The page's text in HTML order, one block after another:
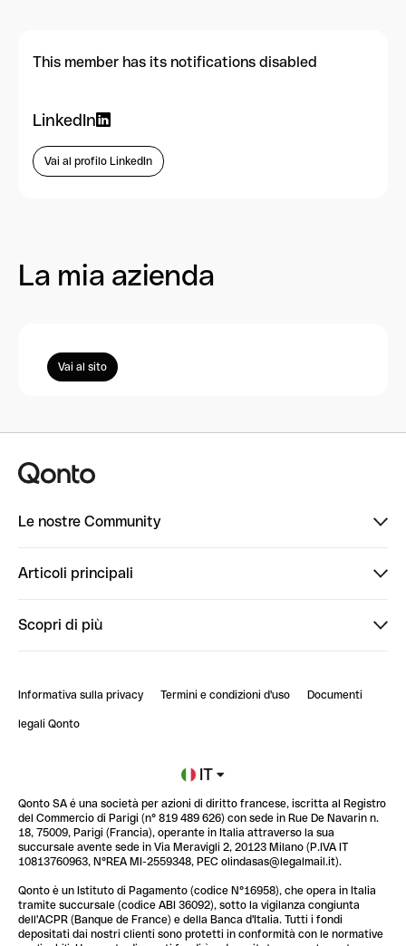
This member has its notifications disabled
LinkedIn
Vai al profilo LinkedIn
La mia azienda
Vai al sito
Le nostre Community
PowerUp
Articoli principali
StrongHer Mentorship | Notion: come organizzare...
Scopri di più
Blog
Glossario finanziario
Informativa sulla privacy Termini e condizioni d'uso Documenti
legali Qonto
IT
Qonto SA é una società per azioni di diritto francese, iscritta al Registro
del Commercio di Parigi (n° 819 489 626) con sede in Rue De Navarin n.
18, 75009, Parigi (Francia), operante in Italia attraverso la sua
succursale avente sede in Via Meravigli 2, 20123 Milano (P.IVA IT
10813760963, N°REA MI-2559348, PEC olindasas@legalmail.it).
Qonto è un Istituto di Pagamento (codice N°16958), che opera in Italia
tramite succursale (codice ABI 36092), sotto la vigilanza congiunta
dell'ACPR (Banque de France) e della Banca d'Italia. Tutti i fondi
depositati dai nostri clienti sono protetti in conformità con le normative